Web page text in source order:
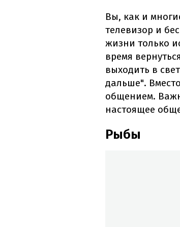
Вы, как и
телевизор и
жизни только
время
выходить в
дальше".
общением.
настоящее
Рыбы